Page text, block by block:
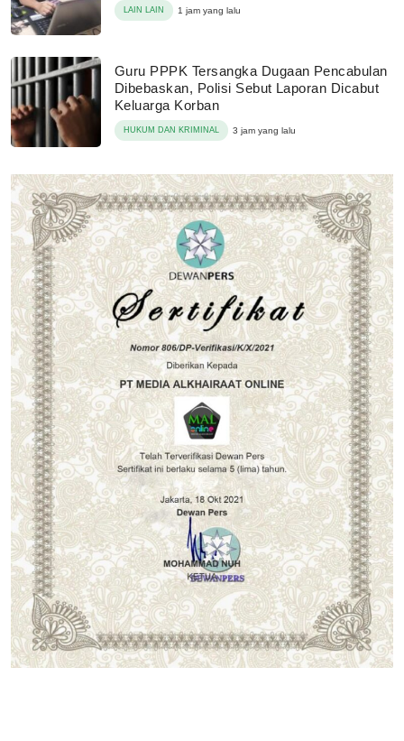
LAIN LAIN 1 jam yang lalu
Guru PPPK Tersangka Dugaan Pencabulan
Dibebaskan, Polisi Sebut Laporan Dicabut
Keluarga Korban
HUKUM DAN KRIMINAL 3 jam yang lalu